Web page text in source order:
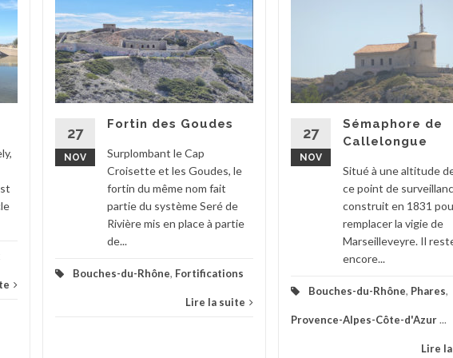
27
NOV
Fortin des Goudes
Surplombant le Cap
Croisette et les Goudes, le
fortin du même nom fait
partie du système Seré de
Rivière mis en place à partie
de...
Bouches-du-Rhône, Fortifications
Lire la suite
27
NOV
Sémaphore de
Callelongue
Situé à une altitude
ce point de
construit en 1831
remplacer la vigie de
Marseilleveyre. Il
encore...
Bouches-du-Rhône, Phares,
Provence-Alpes-Côte-d'Azur...
Lire